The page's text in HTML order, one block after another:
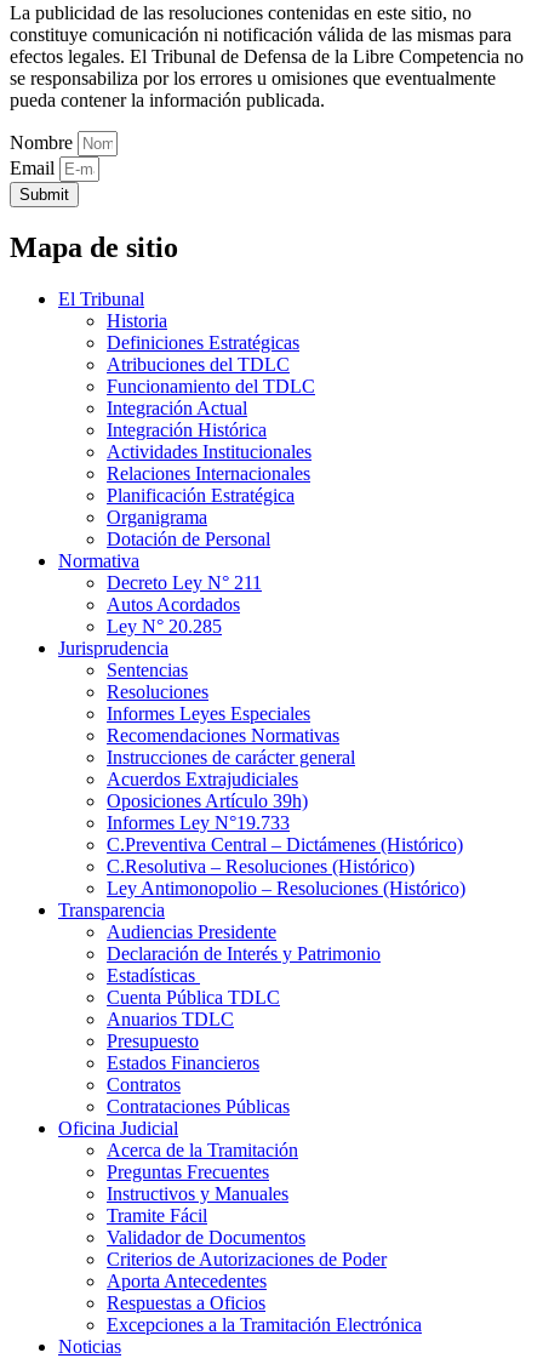
La publicidad de las resoluciones contenidas en este sitio, no
constituye comunicación ni notificación válida de las mismas para
efectos legales. El Tribunal de Defensa de la Libre Competencia no
se responsabiliza por los errores u omisiones que eventualmente
pueda contener la información publicada.
Nombre
Email
Submit
Mapa de sitio
El Tribunal
Historia
Definiciones Estratégicas
Atribuciones del TDLC
Funcionamiento del TDLC
Integración Actual
Integración Histórica
Actividades Institucionales
Relaciones Internacionales
Planificación Estratégica
Organigrama
Dotación de Personal
Normativa
Decreto Ley N° 211
Autos Acordados
Ley N° 20.285
Jurisprudencia
Sentencias
Resoluciones
Informes Leyes Especiales
Recomendaciones Normativas
Instrucciones de carácter general
Acuerdos Extrajudiciales
Oposiciones Artículo 39h)
Informes Ley N°19.733
C.Preventiva Central – Dictámenes (Histórico)
C.Resolutiva – Resoluciones (Histórico)
Ley Antimonopolio – Resoluciones (Histórico)
Transparencia
Audiencias Presidente
Declaración de Interés y Patrimonio
Estadísticas
Cuenta Pública TDLC
Anuarios TDLC
Presupuesto
Estados Financieros
Contratos
Contrataciones Públicas
Oficina Judicial
Acerca de la Tramitación
Preguntas Frecuentes
Instructivos y Manuales
Tramite Fácil
Validador de Documentos
Criterios de Autorizaciones de Poder
Aporta Antecedentes
Respuestas a Oficios
Excepciones a la Tramitación Electrónica
Noticias